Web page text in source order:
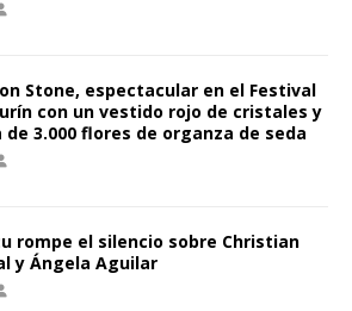
Stone, espectacular en el Festival
con un vestido rojo de cristales y
de 3.000 flores de organza de seda
rompe el silencio sobre Christian
y Ángela Aguilar